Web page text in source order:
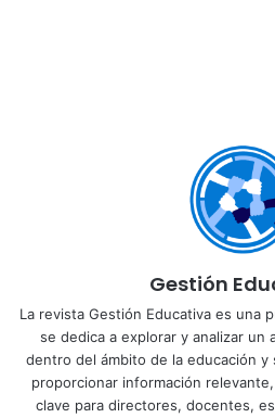
Gestión
La revista Gestión Educativa es una
se dedica a explorar y analizar un
dentro del ámbito de la educación
proporcionar información
clave para directores, docentes,